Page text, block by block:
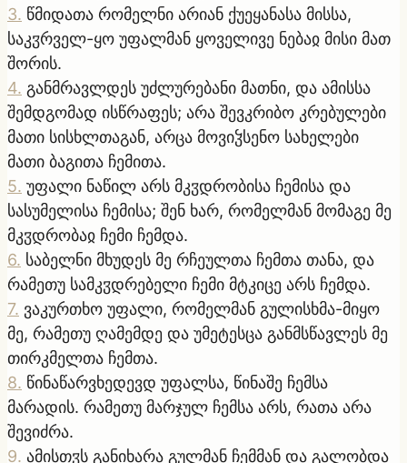
3. წმიდათა რომელნი არიან ქუეყანასა მისსა,
საკჳრველ-ყო უფალმან ყოველივე ნებაჲ მისი მათ
შორის.
4. განმრავლდეს უძლურებანი მათნი, და ამისსა
შემდგომად ისწრაფეს; არა შევკრიბო კრებულები
მათი სისხლთაგან, არცა მოვიჴსენო სახელები
მათი ბაგითა ჩემითა.
5. უფალი ნაწილ არს მკჳდრობისა ჩემისა და
სასუმელისა ჩემისა; შენ ხარ, რომელმან მომაგე მე
მკჳდრობაჲ ჩემი ჩემდა.
6. საბელნი მხუდეს მე რჩეულთა ჩემთა თანა, და
რამეთუ სამკჳდრებელი ჩემი მტკიცე არს ჩემდა.
7. ვაკურთხო უფალი, რომელმან გულისხმა-მიყო
მე, რამეთუ ღამემდე და უმეტესცა განმსწავლეს მე
თირკმელთა ჩემთა.
8. წინაწარვხედევდ უფალსა, წინაშე ჩემსა
მარადის. რამეთუ მარჯულ ჩემსა არს, რათა არა
შევიძრა.
9. ამისთჳს განიხარა გულმან ჩემმან და გალობდა